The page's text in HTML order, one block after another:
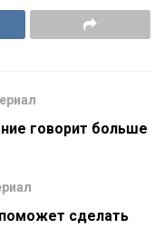
говорит больше
сделать